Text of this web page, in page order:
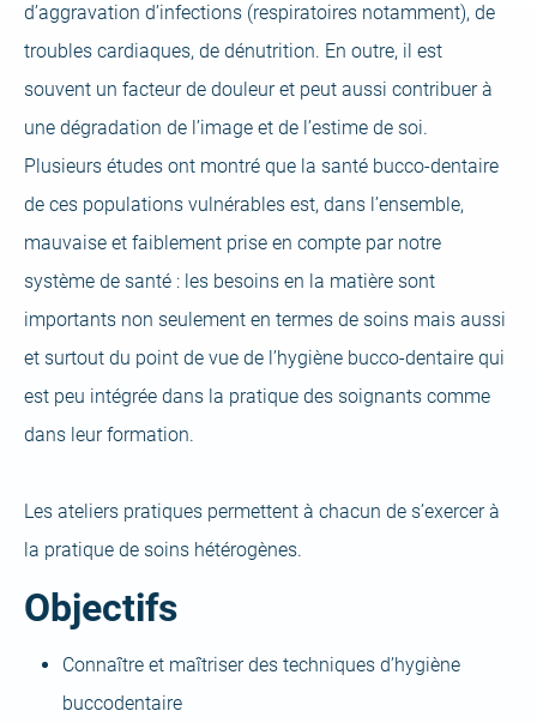
d’aggravation d’infections (respiratoires notamment), de
troubles cardiaques, de dénutrition. En outre, il est
souvent un facteur de douleur et peut aussi contribuer à
une dégradation de l’image et de l’estime de soi.
Plusieurs études ont montré que la santé bucco-dentaire
de ces populations vulnérables est, dans l’ensemble,
mauvaise et faiblement prise en compte par notre
système de santé : les besoins en la matière sont
importants non seulement en termes de soins mais aussi
et surtout du point de vue de l’hygiène bucco-dentaire qui
est peu intégrée dans la pratique des soignants comme
dans leur formation.
Les ateliers pratiques permettent à chacun de s’exercer à
la pratique de soins hétérogènes.
Objectifs
Connaître et maîtriser des techniques d’hygiène
buccodentaire